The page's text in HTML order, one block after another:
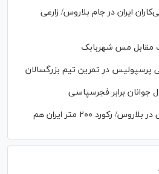
ایران در جام بلاروس/ زارعی
مقابل مس شهربابک
پرسپولیس در تمرین تیم بزرگسالان
جوانان برابر فجرسپاسی
آتش‌بازی دونده ایرانی در بلاروس/ رکورد ۲۰۰ متر ایران هم